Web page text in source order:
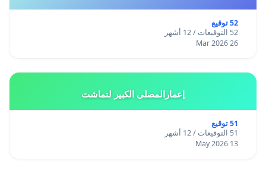
52 توقيع
52 التوقيعات / 12 أشهر
26 Mar 2026
إعمارالمصلى الكبير لتماشت
51 توقيع
51 التوقيعات / 12 أشهر
13 May 2026